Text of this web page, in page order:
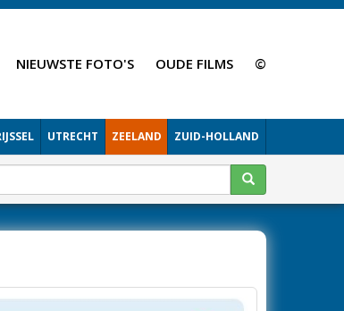
NIEUWSTE FOTO'S OUDE FILMS ©
UTRECHT ZEELAND ZUID-HOLLAND